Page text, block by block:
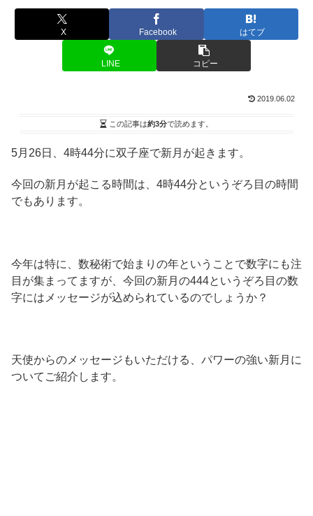
X Facebook はてブ
LINE コピー
2019.06.02
この記事は約3分で読めます。
5月26日、4時44分に双子座で新月が起きます。
今回の新月が起こる時間は、4時44分というぞろ目の時間
でもあります。
今年は特に、数秘術で始まりの年ということで数字にも注
目が集まってますが、今回の新月の444というぞろ目の数
字にはメッセージが込められているのでしょうか？
天使からのメッセージもいただける、パワーの強い新月に
ついてご紹介します。